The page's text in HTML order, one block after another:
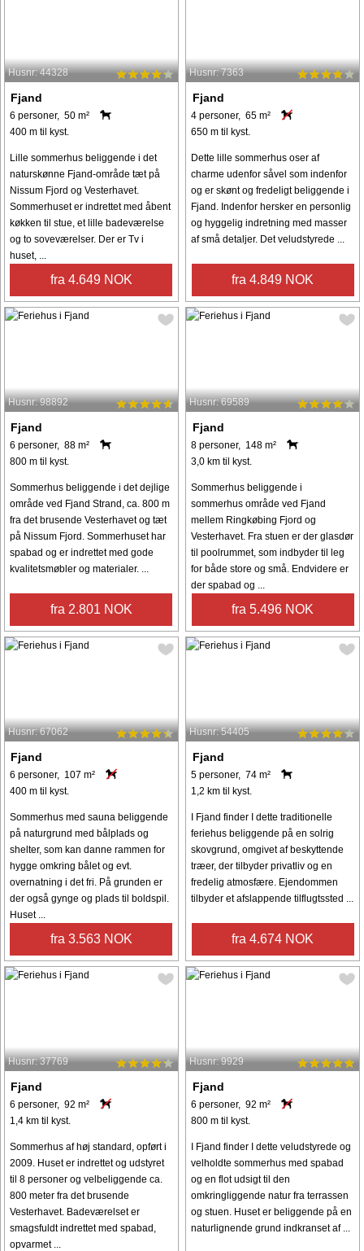
Husnr: 44328
Fjand
6 personer, 50 m²
400 m til kyst.
Lille sommerhus beliggende i det
naturskønne Fjand-område tæt på
Nissum Fjord og Vesterhavet.
Sommerhuset er indrettet med åbent
køkken til stue, et lille badeværelse
og to soveværelser. Der er Tv i
huset, ...
fra 4.649 NOK
Husnr: 7363
Fjand
4 personer, 65 m²
650 m til kyst.
Dette lille sommerhus oser af
charme udenfor såvel som indenfor
og er skønt og fredeligt beliggende i
Fjand. Indenfor hersker en personlig
og hyggelig indretning med masser
af små detaljer. Det veludstyrede ...
fra 4.849 NOK
Husnr: 98892
Fjand
6 personer, 88 m²
800 m til kyst.
Sommerhus beliggende i det dejlige
område ved Fjand Strand, ca. 800 m
fra det brusende Vesterhavet og tæt
på Nissum Fjord. Sommerhuset har
spabad og er indrettet med gode
kvalitetsmøbler og materialer. ...
fra 2.801 NOK
Husnr: 69589
Fjand
8 personer, 148 m²
3,0 km til kyst.
Sommerhus beliggende i
sommerhus område ved Fjand
mellem Ringkøbing Fjord og
Vesterhavet. Fra stuen er der glasdør
til poolrummet, som indbyder til leg
for både store og små. Endvidere er
der spabad og ...
fra 5.496 NOK
Husnr: 67062
Fjand
6 personer, 107 m²
400 m til kyst.
Sommerhus med sauna beliggende
på naturgrund med bålplads og
shelter, som kan danne rammen for
hygge omkring bålet og evt.
overnatning i det fri. På grunden er
der også gynge og plads til boldspil.
Huset ...
fra 3.563 NOK
Husnr: 54405
Fjand
5 personer, 74 m²
1,2 km til kyst.
I Fjand finder I dette traditionelle
feriehus beliggende på en solrig
skovgrund, omgivet af beskyttende
træer, der tilbyder privatliv og en
fredelig atmosfære. Ejendommen
tilbyder et afslappende tilflugtssted ...
fra 4.674 NOK
Husnr: 37769
Fjand
6 personer, 92 m²
1,4 km til kyst.
Sommerhus af høj standard, opført i
2009. Huset er indrettet og udstyret
til 8 personer og velbeliggende ca.
800 meter fra det brusende
Vesterhavet. Badeværelset er
smagsfuldt indrettet med spabad,
opvarmet ...
Husnr: 9929
Fjand
6 personer, 92 m²
800 m til kyst.
I Fjand finder I dette veludstyrede og
velholdte sommerhus med spabad
og en flot udsigt til den
omkringliggende natur fra terrassen
og stuen. Huset er beliggende på en
naturlignende grund indkranset af ...